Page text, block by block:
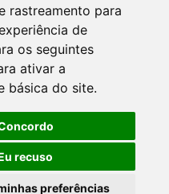
rastreamento para
de
os seguintes
ativar a
básica do site.
recuso
preferências
Internacional - RBDI.
2587